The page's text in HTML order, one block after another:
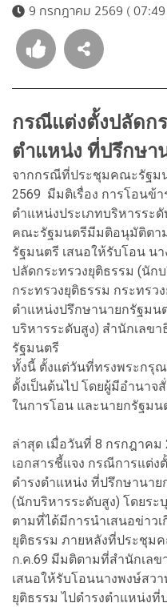
9 กรกฎาคม 2569 (
กรณีแต่งตั้งปลัดก
ตำแหน่ง ที่ปรึกษา
จากกรณีที่ประชุมคณะรัฐม
2569 มีมติเรื่อง การโอนข้
ตำแหน่งประเภทบริหารระ
คณะรัฐมนตรีมีมติอนุมัติตา
รัฐมนตรี เสนอให้รับโอน น
ปลัดกระทรวงยุติธรรม (นัก
กระทรวงยุติธรรม กระทรว
ตำแหน่งปรึกษานายกรัฐมน
บริหารระดับสูง) สำนักเลข
รัฐมนตรี
ทั้งนี้ ตั้งแต่วันที่ทรงพระกรุ
ตั้งเป็นต้นไป โดยผู้มีอำนาจ
ในการโอน และนายกรัฐม
ล่าสุด เมื่อวันที่ 8 กรกฎาคม
เอกสารชี้แจง กรณีการแต่ง
ดำรงตำแหน่ง ที่ปรึกษานาย
(นักบริหารระดับสูง) โดยระ
ตามที่ได้มีการนำเสนอข่าว
ยุติธรรม ภายหลังที่ประชุม
ก.ค.69 มีมติตามที่สำนักเล
เสนอให้รับโอนนางพงษ์สว
ยุติธรรม ไปดำรงตำแหน่งที่